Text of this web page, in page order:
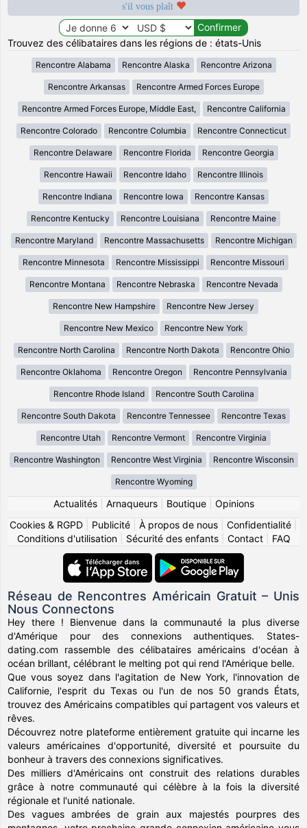
s'il vous plaît
Trouvez des célibataires dans les régions de : états-Unis
Rencontre Alabama Rencontre Alaska Rencontre Arizona
Rencontre Arkansas Rencontre Armed Forces Europe
Rencontre Armed Forces Europe, Middle East, Rencontre California
Rencontre Colorado Rencontre Columbia Rencontre Connecticut
Rencontre Delaware Rencontre Florida Rencontre Georgia
Rencontre Hawaii Rencontre Idaho Rencontre Illinois
Rencontre Indiana Rencontre Iowa Rencontre Kansas
Rencontre Kentucky Rencontre Louisiana Rencontre Maine
Rencontre Maryland Rencontre Massachusetts Rencontre Michigan
Rencontre Minnesota Rencontre Mississippi Rencontre Missouri
Rencontre Montana Rencontre Nebraska Rencontre Nevada
Rencontre New Hampshire Rencontre New Jersey
Rencontre New Mexico Rencontre New York
Rencontre North Carolina Rencontre North Dakota Rencontre Ohio
Rencontre Oklahoma Rencontre Oregon Rencontre Pennsylvania
Rencontre Rhode Island Rencontre South Carolina
Rencontre South Dakota Rencontre Tennessee Rencontre Texas
Rencontre Utah Rencontre Vermont Rencontre Virginia
Rencontre Washington Rencontre West Virginia Rencontre Wisconsin
Rencontre Wyoming
Actualités| Arnaqueurs| Boutique| Opinions
Cookies & RGPD
Publicité À propos de nous Confidentialité
Conditions d'utilisation| Sécurité des enfants| Contact| FAQ
Réseau de Rencontres Américain Gratuit – Unis
Nous Connectons
Hey there ! Bienvenue dans la communauté la plus diverse
d'Amérique pour des connexions authentiques. States-
dating.com rassemble des célibataires américains d'océan à
océan brillant, célébrant le melting pot qui rend l'Amérique belle.
Que vous soyez dans l'agitation de New York, l'innovation de
Californie, l'esprit du Texas ou l'un de nos 50 grands États,
trouvez des Américains compatibles qui partagent vos valeurs et
rêves.
Découvrez notre plateforme entièrement gratuite qui incarne les
valeurs américaines d'opportunité, diversité et poursuite du
bonheur à travers des connexions significatives.
Des milliers d'Américains ont construit des relations durables
grâce à notre communauté qui célèbre à la fois la diversité
régionale et l'unité nationale.
Des vagues ambrées de grain aux majestés pourpres des